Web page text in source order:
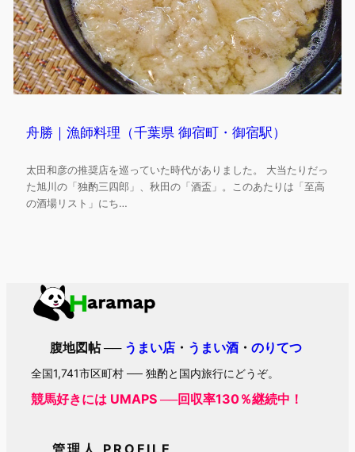
舟勝｜漁師料理（千葉県 御宿町・御宿駅）
太田和彦の推奨店を巡っていた時代がありました。 大当たりだっ
た旭川の「独酌三四郎」、秋田の「酒盃」。このあたりは「至高
の酒場リスト」にち…
腹地図帖 ── うまい店 ・ うまい酒 ・のりてつ
全国1,741市区町村 ── 独酌と国内旅行にどうぞ。
競馬好きには UMAPS ──回収率130％継続中！
管理人 PROFILE